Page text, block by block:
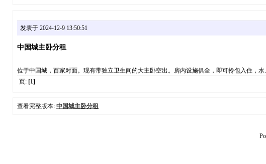
发表于 2024-12-9 13:50:51
中国城主卧分租
位于中国城，百家对面。现有带独立卫生间的大主卧空出。房内设施俱全，即可拎包入住，
页: [1]
查看完整版本: 中国城主卧分租